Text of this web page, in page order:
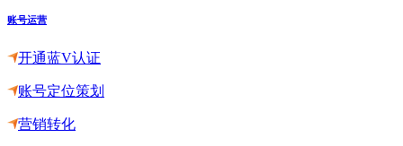
账号运营
开通蓝V认证
账号定位策划
营销转化